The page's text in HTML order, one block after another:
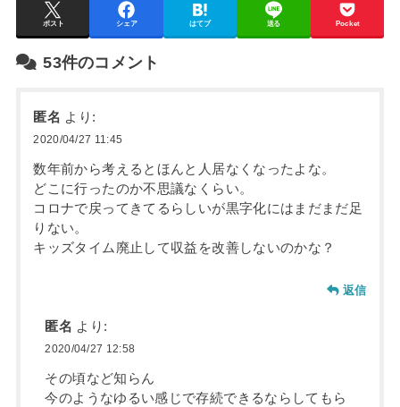
ポスト シェア はてブ 送る Pocket
53件のコメント
匿名 より:
2020/04/27 11:45
数年前から考えるとほんと人居なくなったよな。
どこに行ったのか不思議なくらい。
コロナで戻ってきてるらしいが黒字化にはまだまだ足
りない。
キッズタイム廃止して収益を改善しないのかな？
返信
匿名 より:
2020/04/27 12:58
その頃など知らん
今のようなゆるい感じで存続できるならしてもら